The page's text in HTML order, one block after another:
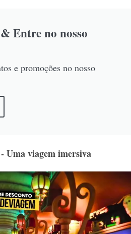
Entre no nosso
e promoções no nosso
Uma viagem imersiva